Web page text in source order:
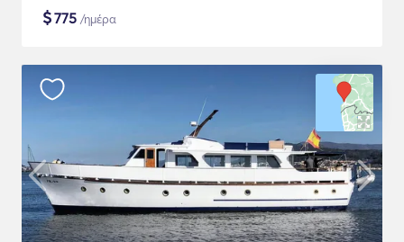
$775 /ημέρα